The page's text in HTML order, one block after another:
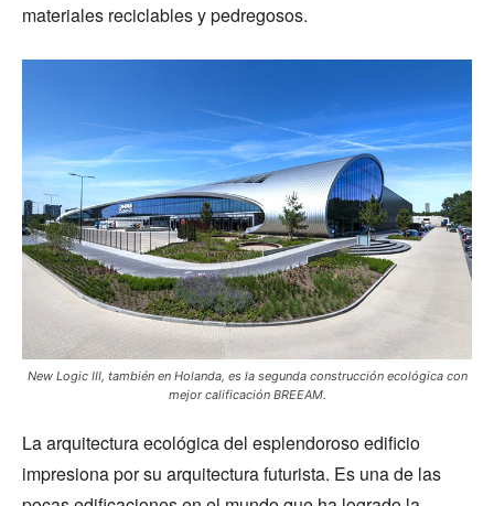
materiales reciclables y pedregosos.
New Logic III, también en Holanda, es la segunda construcción ecológica con
mejor calificación BREEAM.
La arquitectura ecológica del esplendoroso edificio
impresiona por su arquitectura futurista. Es una de las